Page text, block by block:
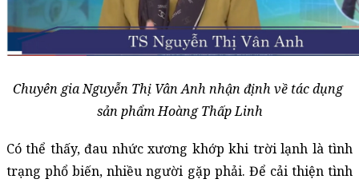
Chuyên gia Nguyễn Thị Vân Anh nhận định về tác dụng
sản phẩm Hoàng Thấp Linh
Có thể thấy, đau nhức xương khớp khi trời lạnh là tình
trạng phổ biến, nhiều người gặp phải. Để cải thiện tình